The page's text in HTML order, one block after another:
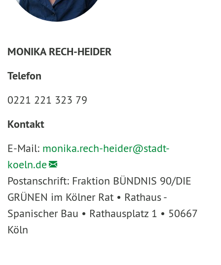
MONIKA RECH-HEIDER
Telefon
0221 221 323 79
Kontakt
E-Mail: monika.rech-heider@stadt-
koeln.de
Postanschrift: Fraktion BÜNDNIS 90/DIE
GRÜNEN im Kölner Rat • Rathaus -
Spanischer Bau • Rathausplatz 1 • 50667
Köln